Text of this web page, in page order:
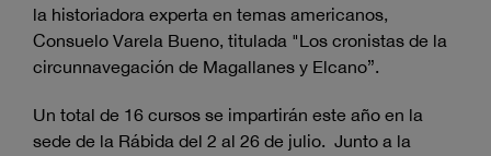
la historiadora experta en temas americanos,
Consuelo Varela Bueno, titulada "Los cronistas de la
circunnavegación de Magallanes y Elcano”.
Un total de 16 cursos se impartirán este año en la
sede de la Rábida del 2 al 26 de julio. Junto a la